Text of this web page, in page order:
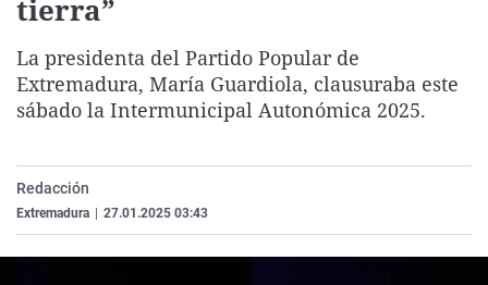
Gente viajera
Como el perro y el
Retornados
Equipo de
Galicia
La Rioja
País Vasco
Televisión
Elecciones
tierra”
La presidenta del Partido Popular de
Extremadura, María Guardiola, clausuraba este
sábado la Intermunicipal Autonómica 2025.
Redacción
Extremadura 27.01.2025 03:43